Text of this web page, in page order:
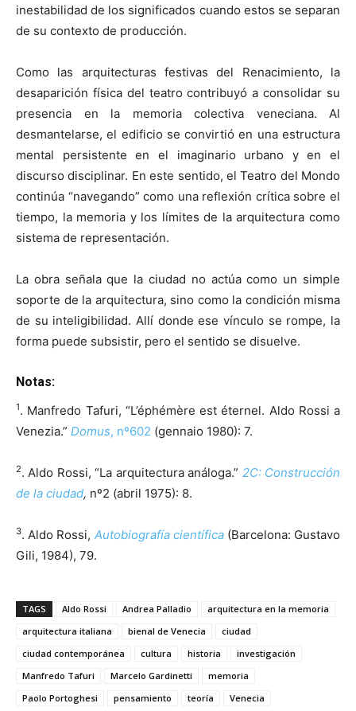
inestabilidad de los significados cuando estos se separan
de su contexto de producción.
Como las arquitecturas festivas del Renacimiento, la
desaparición física del teatro contribuyó a consolidar su
presencia en la memoria colectiva veneciana. Al
desmantelarse, el edificio se convirtió en una estructura
mental persistente en el imaginario urbano y en el
discurso disciplinar. En este sentido, el Teatro del Mondo
continúa “navegando” como una reflexión crítica sobre el
tiempo, la memoria y los límites de la arquitectura como
sistema de representación.
La obra señala que la ciudad no actúa como un simple
soporte de la arquitectura, sino como la condición misma
de su inteligibilidad. Allí donde ese vínculo se rompe, la
forma puede subsistir, pero el sentido se disuelve.
Notas:
1. Manfredo Tafuri, “L’éphémère est éternel. Aldo Rossi a
Venezia.” Domus, nº602 (gennaio 1980): 7.
2. Aldo Rossi, “La arquitectura análoga.” 2C: Construcción
de la ciudad, nº2 (abril 1975): 8.
3. Aldo Rossi, Autobiografía científica (Barcelona: Gustavo
Gili, 1984), 79.
TAGS Aldo Rossi Andrea Palladio
arquitectura en la memoria
arquitectura italiana
bienal de Venecia
ciudad
ciudad contemporánea
cultura historia
investigación
Manfredo Tafuri
Marcelo Gardinetti
memoria
Paolo Portoghesi
pensamiento teoría Venecia